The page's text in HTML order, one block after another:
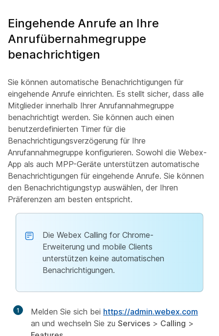
Eingehende Anrufe an Ihre
Anrufübernahmegruppe
benachrichtigen
Sie können automatische Benachrichtigungen für
eingehende Anrufe einrichten. Es stellt sicher, dass alle
Mitglieder innerhalb Ihrer Anrufannahmegruppe
benachrichtigt werden. Sie können auch einen
benutzerdefinierten Timer für die
Benachrichtigungsverzögerung für Ihre
Anrufannahmegruppe konfigurieren. Sowohl die Webex-
App als auch MPP-Geräte unterstützen automatische
Benachrichtigungen für eingehende Anrufe. Sie können
den Benachrichtigungstyp auswählen, der Ihren
Präferenzen am besten entspricht.
Die Webex Calling for Chrome-
Erweiterung und mobile Clients
unterstützen keine automatischen
Benachrichtigungen.
1 Melden Sie sich bei https://admin.webex.com
an und wechseln Sie zu Services > Calling >